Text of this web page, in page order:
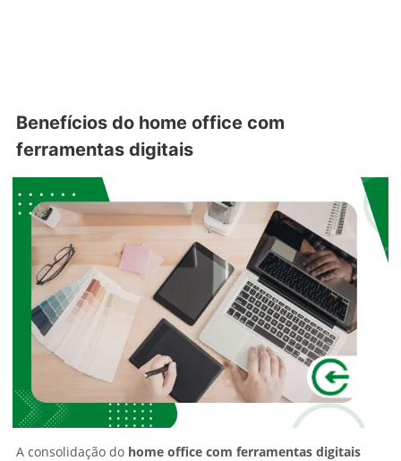
Benefícios do home office com
ferramentas digitais
A consolidação do home office com ferramentas digitais